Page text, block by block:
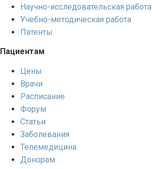
Научно-исследовательская работа
Учебно-методическая работа
Патенты
Пациентам
Цены
Врачи
Расписание
Форум
Статьи
Заболевания
Телемедицина
Донорам